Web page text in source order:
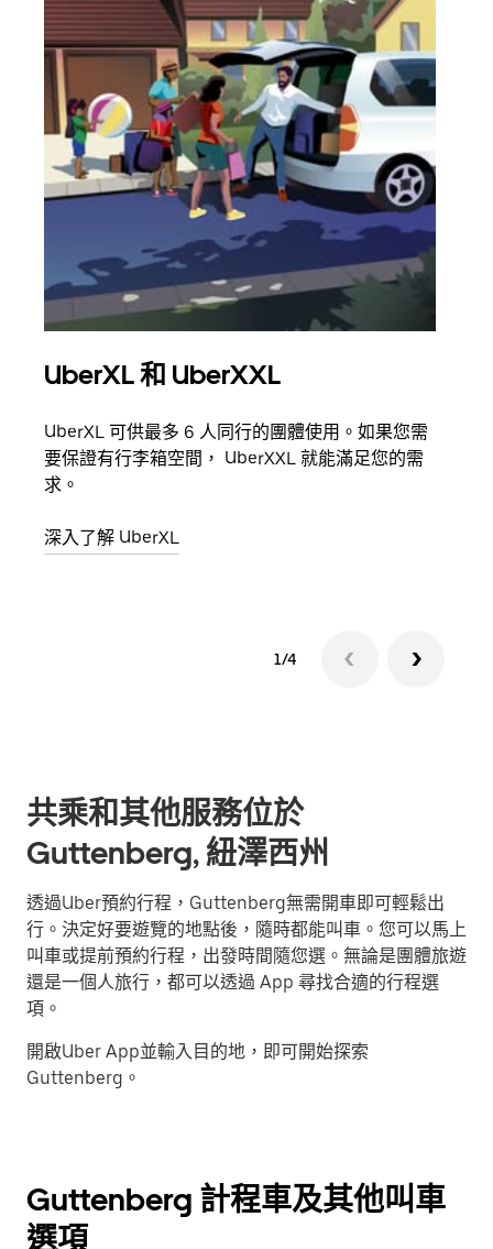
UberXL 和 UberXXL
UberXL 可供最多 6 人同行的團體使用。如果您需
要保證有行李箱空間， UberXXL 就能滿足您的需
求。
深入了解 UberXL
1/4
共乘和其他服務位於
Guttenberg, 紐澤西州
透過Uber預約行程，Guttenberg無需開車即可輕鬆出
行。決定好要遊覽的地點後，隨時都能叫車。您可以馬上
叫車或提前預約行程，出發時間隨您選。無論是團體旅遊
還是一個人旅行，都可以透過 App 尋找合適的行程選
項。
開啟Uber App並輸入目的地，即可開始探索
Guttenberg。
Guttenberg 計程車及其他叫車
選項